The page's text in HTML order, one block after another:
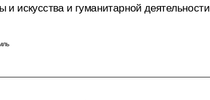
и искусства и гуманитарной деятельности